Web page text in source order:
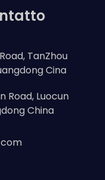
TanZhou
Cina
Road, Luocun
China